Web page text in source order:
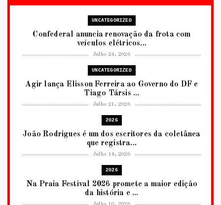
UNCATEGORIZED
Confederal anuncia renovação da frota com
veículos elétricos...
Julho 24, 2026
UNCATEGORIZED
Agir lança Elisson Ferreira ao Governo do DF e
Tiago Társis ...
Julho 21, 2026
2026
João Rodrigues é um dos escritores da coletânea
que registra...
Julho 14, 2026
2026
Na Praia Festival 2026 promete a maior edição
da história e ...